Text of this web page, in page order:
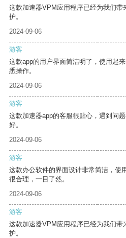
这款加速器VPM应用程序已经为我们
护。
2024-09-06
游客
这款app的用户界面简洁明了，使用起
悉操作。
2024-09-06
游客
这款加速器app的客服很贴心，遇到问
好。
2024-09-06
游客
这款办公软件的界面设计非常简洁，使
很合理，一目了然。
2024-09-06
游客
这款加速器VPM应用程序已经为我们
护。